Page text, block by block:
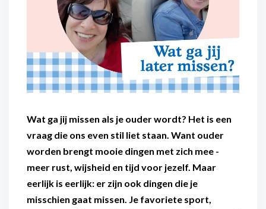
Wat ga jij missen als je ouder wordt? Het is een
vraag die ons even stil liet staan. Want ouder
worden brengt mooie dingen met zich mee -
meer rust, wijsheid en tijd voor jezelf. Maar
eerlijk is eerlijk: er zijn ook dingen die je
misschien gaat missen. Je favoriete sport,